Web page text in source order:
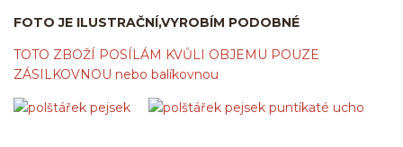
FOTO JE ILUSTRAČNÍ,VYROBÍM PODOBNÉ
TOTO ZBOŽÍ POSÍLÁM KVŮLI OBJEMU POUZE
ZÁSILKOVNOU nebo balíkovnou